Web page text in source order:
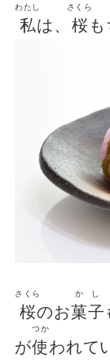
私
わたし
は、 桜
さくら
桜
さくら
のお菓子
かし
が使
つか
われて